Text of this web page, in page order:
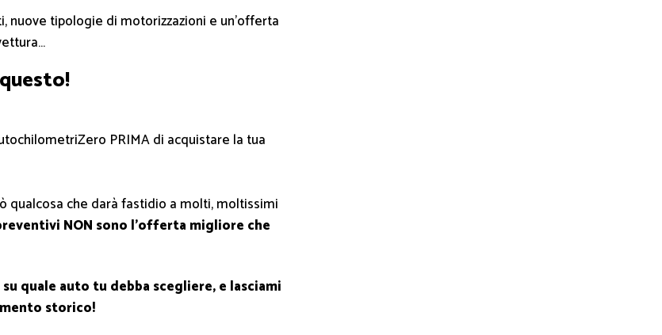
tipologie di motorizzazioni e un’offerta
PRIMA di acquistare la tua
qualcosa che darà fastidio a molti, moltissimi
NON sono l’offerta migliore che
quale auto tu debba scegliere, e lasciami
storico!